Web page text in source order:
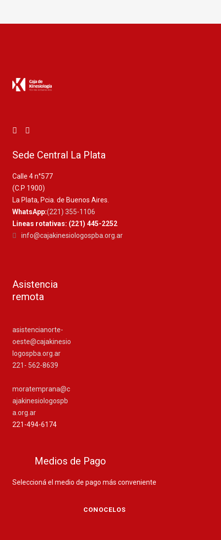
Sede Central La Plata
Calle 4 n°577
(C.P 1900)
La Plata, Pcia. de Buenos Aires.
WhatsApp:(221) 355-1106
Lineas rotativas: (221) 445-2252
info@cajakinesiologospba.org.ar
Asistencia
remota
asistencianorte-
oeste@cajakinesio
logospba.org.ar
221- 562-8639
moratemprana@c
ajakinesiologospb
a.org.ar
221-494-6174
Medios de Pago
Seleccioná el medio de pago más conveniente
CONOCELOS